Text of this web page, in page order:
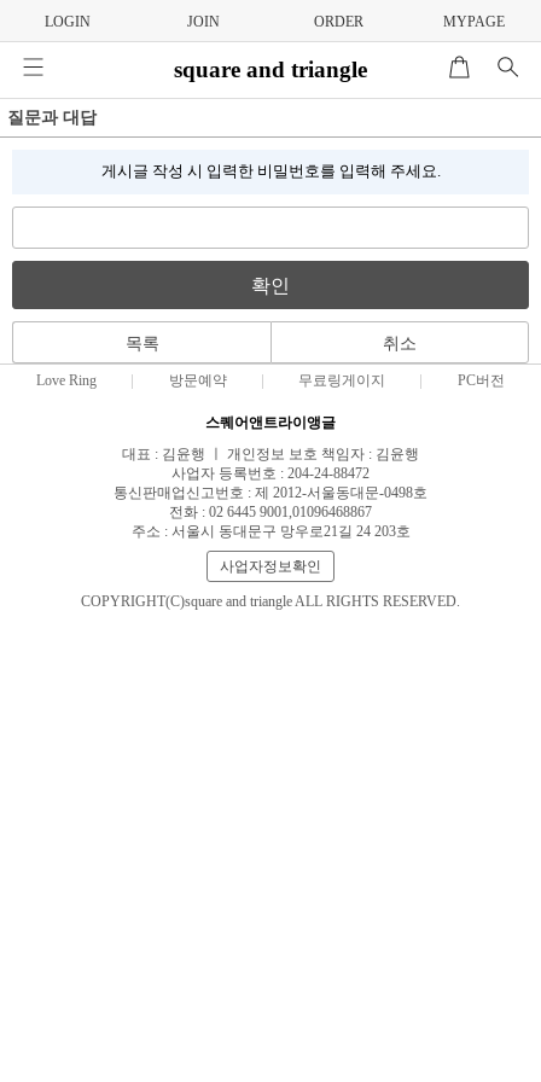
LOGIN JOIN ORDER MYPAGE
square and triangle
질문과 대답
게시글 작성 시 입력한 비밀번호를 입력해 주세요.
확인
목록 취소
Love Ring 방문예약 무료링게이지 PC버전
스퀘어앤트라이앵글
대표 : 김윤행 ㅣ 개인정보 보호 책임자 : 김윤행
사업자 등록번호 : 204-24-88472
통신판매업신고번호 : 제 2012-서울동대문-0498호
전화 : 02 6445 9001,01096468867
주소 : 서울시 동대문구 망우로21길 24 203호
사업자정보확인
COPYRIGHT(C)square and triangle ALL RIGHTS RESERVED.